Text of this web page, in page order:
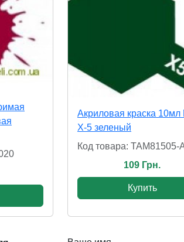
Акриловая краска 10мл
X-5 зеленый
Код товара: TAM81505-
109 Грн.
Купить